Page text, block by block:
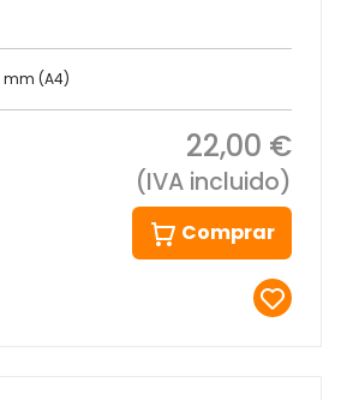
mm (A4)
22,00 €
(IVA incluido)
Comprar